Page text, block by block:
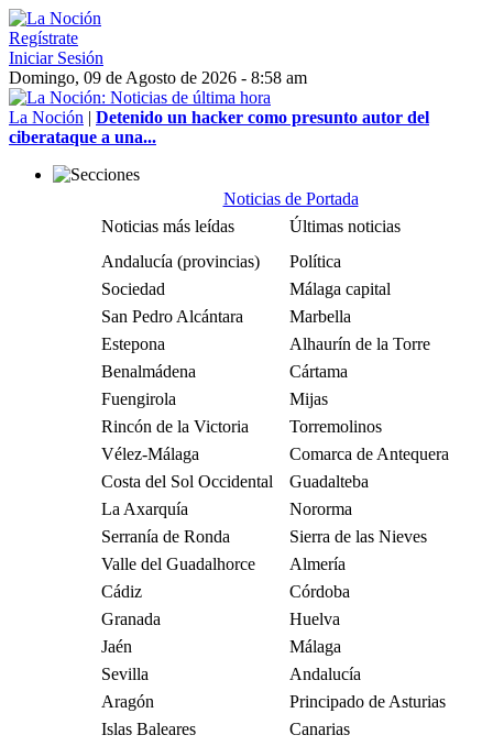
Regístrate
Iniciar Sesión
Domingo, 09 de Agosto de 2026 - 8:58 am
La Noción | Detenido un hacker como presunto autor del
ciberataque a una...
Noticias de Portada
Noticias más leídas
Últimas noticias
Andalucía (provincias)
Política
Sociedad
Málaga capital
San Pedro Alcántara
Marbella
Estepona
Alhaurín de la Torre
Benalmádena
Cártama
Fuengirola
Mijas
Rincón de la Victoria
Torremolinos
Vélez-Málaga
Comarca de Antequera
Costa del Sol Occidental
Guadalteba
La Axarquía
Nororma
Serranía de Ronda
Sierra de las Nieves
Valle del Guadalhorce
Almería
Cádiz
Córdoba
Granada
Huelva
Jaén
Málaga
Sevilla
Andalucía
Aragón
Principado de Asturias
Islas Baleares
Canarias